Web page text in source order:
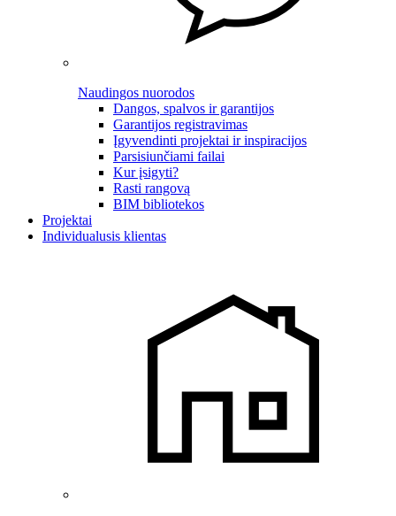
Naudingos nuorodos
Dangos, spalvos ir garantijos
Garantijos registravimas
Įgyvendinti projektai ir inspiracijos
Parsisiunčiami failai
Kur įsigyti?
Rasti rangovą
BIM bibliotekos
Projektai
Individualusis klientas